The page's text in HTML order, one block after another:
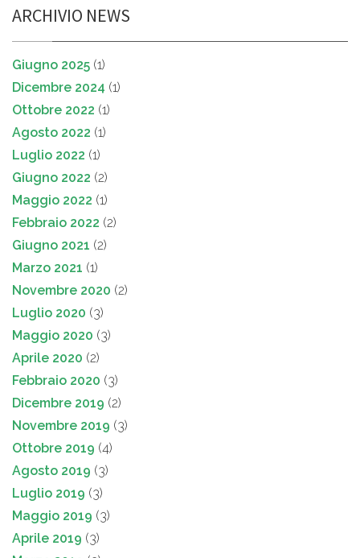
ARCHIVIO NEWS
Giugno 2025 (1)
Dicembre 2024 (1)
Ottobre 2022 (1)
Agosto 2022 (1)
Luglio 2022 (1)
Giugno 2022 (2)
Maggio 2022 (1)
Febbraio 2022 (2)
Giugno 2021 (2)
Marzo 2021 (1)
Novembre 2020 (2)
Luglio 2020 (3)
Maggio 2020 (3)
Aprile 2020 (2)
Febbraio 2020 (3)
Dicembre 2019 (2)
Novembre 2019 (3)
Ottobre 2019 (4)
Agosto 2019 (3)
Luglio 2019 (3)
Maggio 2019 (3)
Aprile 2019 (3)